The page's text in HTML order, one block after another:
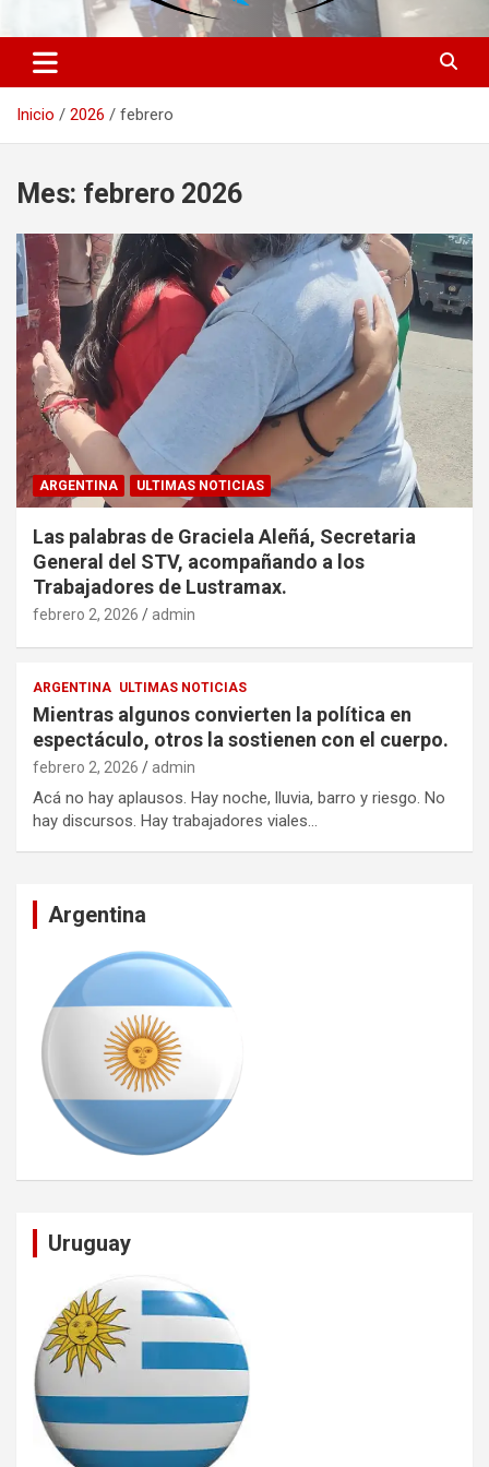
Inicio 2026 febrero
Mes: febrero 2026
ARGENTINA ULTIMAS NOTICIAS
Las palabras de Graciela Aleñá, Secretaria
General del STV, acompañando a los
Trabajadores de Lustramax.
febrero 2, 2026 admin
ARGENTINA ULTIMAS NOTICIAS
Mientras algunos convierten la política en
espectáculo, otros la sostienen con el cuerpo.
febrero 2, 2026 admin
Acá no hay aplausos. Hay noche, lluvia, barro y riesgo. No
hay discursos. Hay trabajadores viales…
Argentina
Uruguay